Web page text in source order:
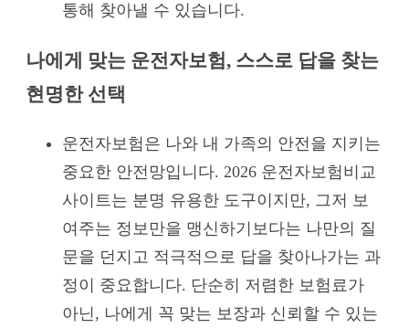
통해 찾아낼 수 있습니다.
나에게 맞는 운전자보험, 스스로 답을 찾는
현명한 선택
운전자보험은 나와 내 가족의 안전을 지키는
중요한 안전망입니다. 2026 운전자보험비교
사이트는 분명 유용한 도구이지만, 그저 보
여주는 정보만을 맹신하기보다는 나만의 질
문을 던지고 적극적으로 답을 찾아나가는 과
정이 중요합니다. 단순히 저렴한 보험료가
아닌, 나에게 꼭 맞는 보장과 신뢰할 수 있는